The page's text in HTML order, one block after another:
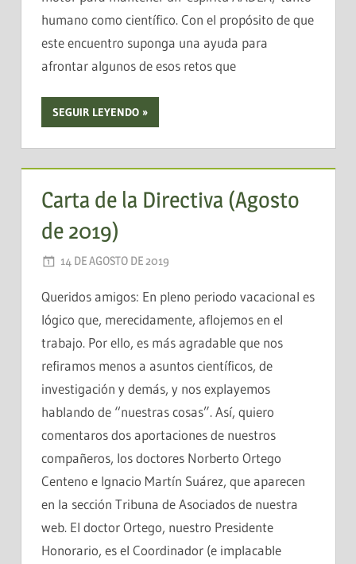
humano como científico. Con el propósito de que
este encuentro suponga una ayuda para
afrontar algunos de esos retos que
SEGUIR LEYENDO
Carta de la Directiva (Agosto
de 2019)
14 DE AGOSTO DE 2019
Queridos amigos: En pleno periodo vacacional es
lógico que, merecidamente, aflojemos en el
trabajo. Por ello, es más agradable que nos
refiramos menos a asuntos científicos, de
investigación y demás, y nos explayemos
hablando de “nuestras cosas”. Así, quiero
comentaros dos aportaciones de nuestros
compañeros, los doctores Norberto Ortego
Centeno e Ignacio Martín Suárez, que aparecen
en la sección Tribuna de Asociados de nuestra
web. El doctor Ortego, nuestro Presidente
Honorario, es el Coordinador (e implacable